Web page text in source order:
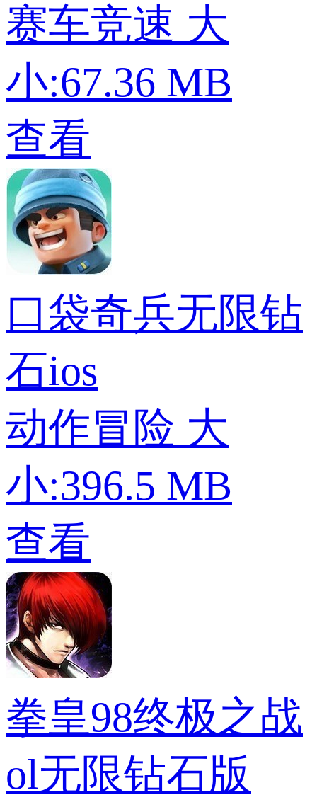
赛车竞速 大
小:67.36 MB
查看
口袋奇兵无限钻
石ios
动作冒险 大
小:396.5 MB
查看
拳皇98终极之战
ol无限钻石版